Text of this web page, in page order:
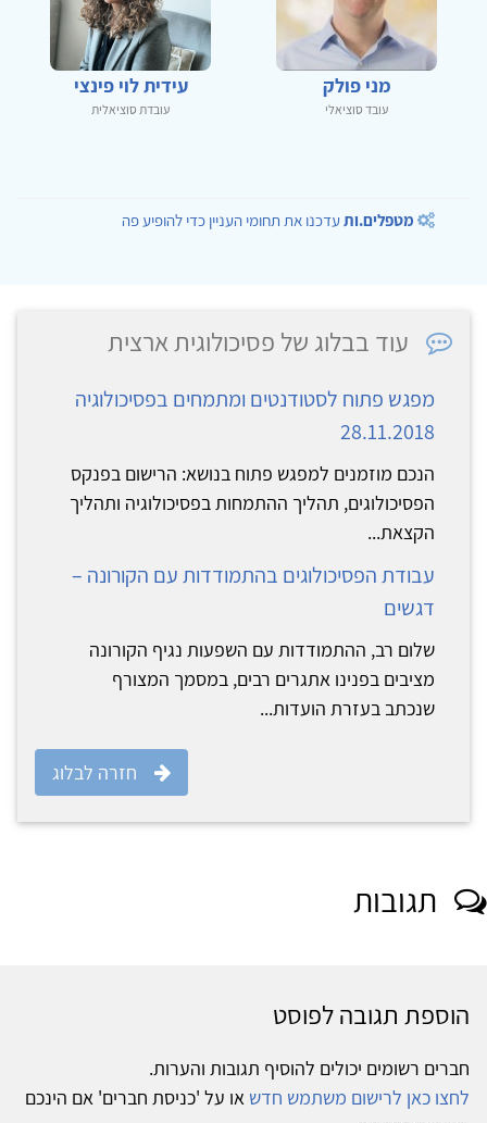
מני פולק
עובד סוציאלי
עידית לוי פינצי
עובדת סוציאלית
מטפלים.ותעדכנו את תחומי העניין כדי להופיע פה
עוד בבלוג של פסיכולוגית ארצית
מפגש פתוח לסטודנטים ומתמחים בפסיכולוגיה
28.11.2018
הנכם מוזמנים למפגש פתוח בנושא: הרישום בפנקס
הפסיכולוגים, תהליך ההתמחות בפסיכולוגיה ותהליך
הקצאת...
עבודת הפסיכולוגים בהתמודדות עם הקורונה –
דגשים
שלום רב, ההתמודדות עם השפעות נגיף הקורונה
מציבים בפנינו אתגרים רבים, במסמך המצורף
שנכתב בעזרת הועדות...
חזרה לבלוג
תגובות
הוספת תגובה לפוסט
חברים רשומים יכולים להוסיף תגובות והערות.
לחצו כאן לרישום משתמש חדש או על 'כניסת חברים' אם הינכם